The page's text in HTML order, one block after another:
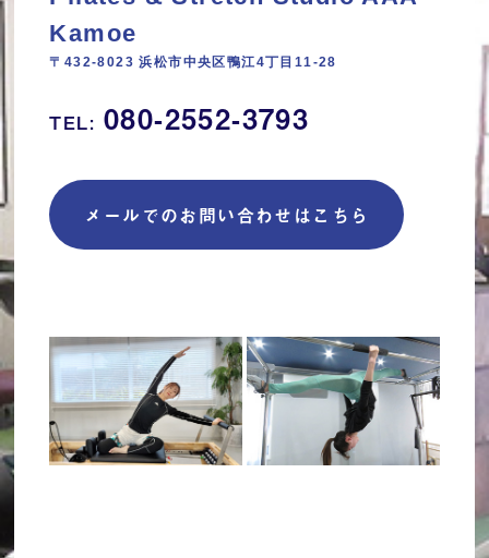
Kamoe
〒432-8023 浜松市中央区鴨江4丁目11‐28
TEL: 080-2552-3793
メールでのお問い合わせはこちら